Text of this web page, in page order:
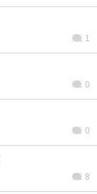
1
0
0
8